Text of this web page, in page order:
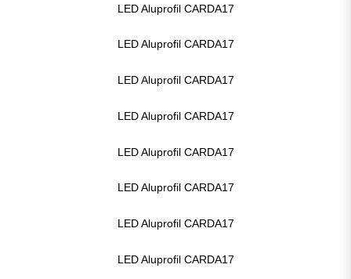
LED Aluprofil CARDA17
LED Aluprofil CARDA17
LED Aluprofil CARDA17
LED Aluprofil CARDA17
LED Aluprofil CARDA17
LED Aluprofil CARDA17
LED Aluprofil CARDA17
LED Aluprofil CARDA17